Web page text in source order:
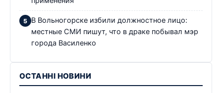
В Вольногорске избили должностное лицо:
местные СМИ пишут, что в драке побывал мэр
города Василенко
ОСТАННІ НОВИНИ